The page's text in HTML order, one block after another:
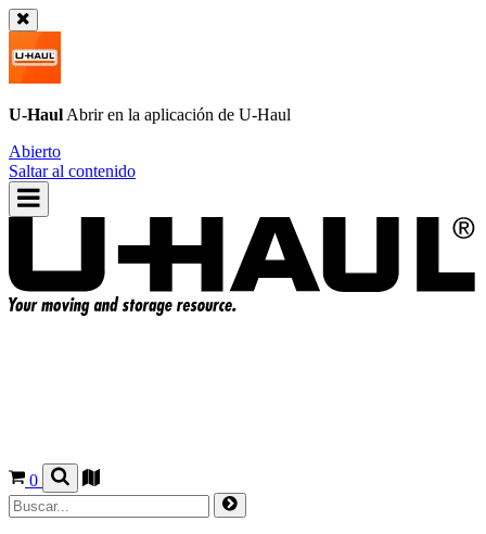
U-Haul Abrir en la aplicación de U-Haul
Abierto
Saltar al contenido
0